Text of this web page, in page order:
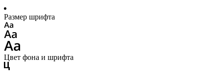
Размер шрифта
Цвет фона и шрифта